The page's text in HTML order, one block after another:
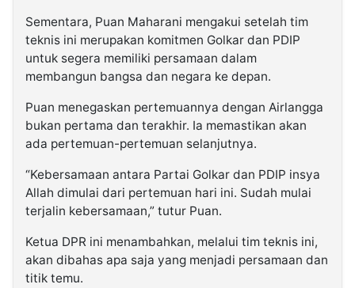
Sementara, Puan Maharani mengakui setelah tim
teknis ini merupakan komitmen Golkar dan PDIP
untuk segera memiliki persamaan dalam
membangun bangsa dan negara ke depan.
Puan menegaskan pertemuannya dengan Airlangga
bukan pertama dan terakhir. Ia memastikan akan
ada pertemuan-pertemuan selanjutnya.
“Kebersamaan antara Partai Golkar dan PDIP insya
Allah dimulai dari pertemuan hari ini. Sudah mulai
terjalin kebersamaan,” tutur Puan.
Ketua DPR ini menambahkan, melalui tim teknis ini,
akan dibahas apa saja yang menjadi persamaan dan
titik temu.